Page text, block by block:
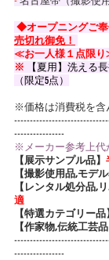
◆オープニングご
売切れ御免！
≪お一人様１点限
※ 【夏用】洗える
（限定5点）
※価格は消費税を含
----------------
※メーカー参考上代
【展示サンプル品】
【撮影使用品,モデル
【レンタル処分品,
適
【特選カテゴリー品
【作家物,伝統工芸品
----------------